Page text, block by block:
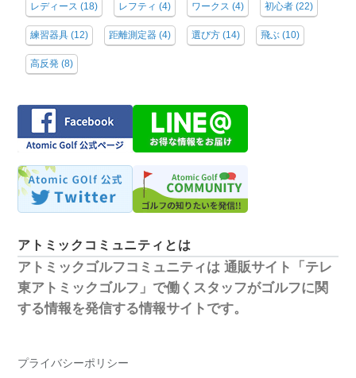
レディース (18) レフティ (4) ワークス (4) 初心者 (22)
練習器具 (12) 距離測定器 (4) 選び方 (14) 飛ぶ (10)
高反発 (8)
アトミックコミュニティとは
アトミックゴルフコミュニティは 通販サイト「テレ
東アトミックゴルフ」で働くスタッフがゴルフに関
する情報を発信する情報サイトです。
プライバシーポリシー